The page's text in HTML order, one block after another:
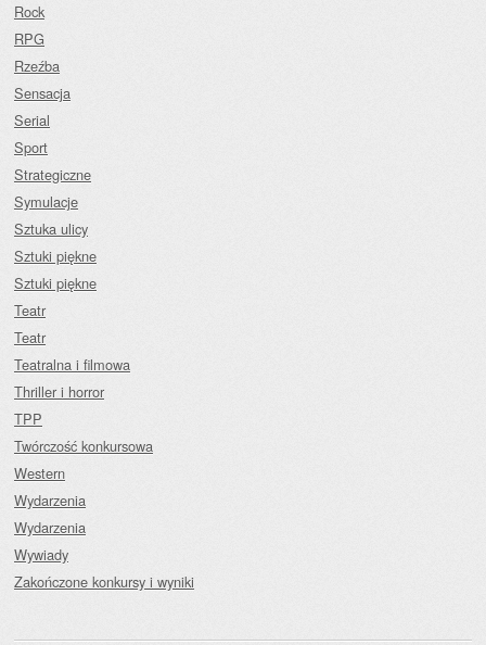
Rock
RPG
Rzeźba
Sensacja
Serial
Sport
Strategiczne
Symulacje
Sztuka ulicy
Sztuki piękne
Sztuki piękne
Teatr
Teatr
Teatralna i filmowa
Thriller i horror
TPP
Twórczość konkursowa
Western
Wydarzenia
Wydarzenia
Wywiady
Zakończone konkursy i wyniki